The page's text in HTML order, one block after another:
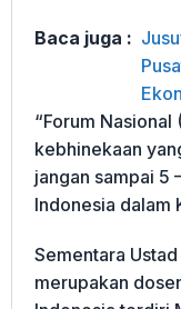
Baca juga :
“Forum Nasional
kebhinekaan
jangan sampai 5
Indonesia dalam
Sementara
merupakan